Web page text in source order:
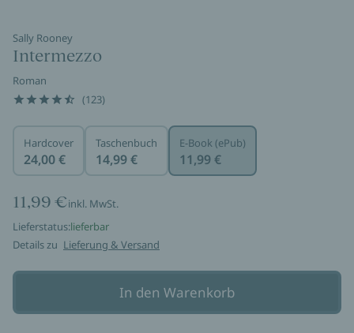
Sally Rooney
Intermezzo
Roman
(123)
Hardcover
24,00 €
Taschenbuch
14,99 €
E-Book (ePub)
11,99 €
11,99 €inkl. MwSt.
Lieferstatus:lieferbar
Details zu Lieferung & Versand
In den Warenkorb